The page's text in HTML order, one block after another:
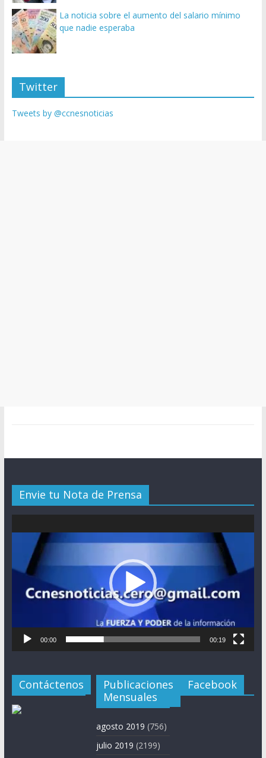
La noticia sobre el aumento del salario mínimo
que nadie esperaba
Twitter
Tweets by @ccnesnoticias
Envie tu Nota de Prensa
de
00:00 00:19
Contáctenos
Publicaciones
Mensuales
agosto 2019 (756)
julio 2019 (2199)
Facebook